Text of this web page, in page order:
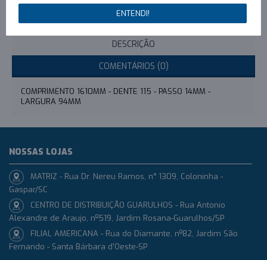
Escreva um comentário
DESCRIÇÃO
COMENTÁRIOS (0)
COMPRIMENTO 1610MM - DENTE 115 - PASSO 14MM -
LARGURA 94MM
ENTENDI!
NOSSAS LOJAS
MATRIZ - Rua Dr. Nereu Ramos, n° 1309, Coloninha -
Gaspar/SC
CENTRO DE DISTRIBUIÇÃO GUARULHOS - Rua Antonio
Alexandre de Araujo, nº519, Jardim Rosana-Guarulhos/SP
FILIAL AMERICANA - Rua do Diamante, nº82, Jardim São
Fernando - Santa Bárbara d'Oeste-SP